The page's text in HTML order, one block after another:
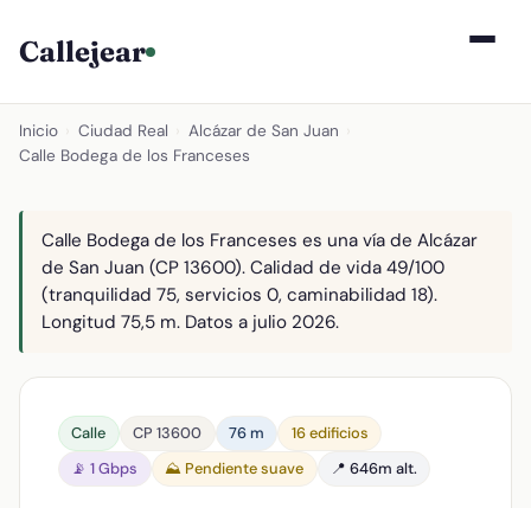
Callejear
Inicio Ciudad Real Alcázar de San Juan
Calle Bodega de los Franceses
Calle Bodega de los Franceses es una vía de Alcázar
de San Juan (CP 13600). Calidad de vida 49/100
(tranquilidad 75, servicios 0, caminabilidad 18).
Longitud 75,5 m. Datos a julio 2026.
Calle CP 13600 76 m
16 edificios
📡 1 Gbps
⛰️ Pendiente suave 📍 646m alt.